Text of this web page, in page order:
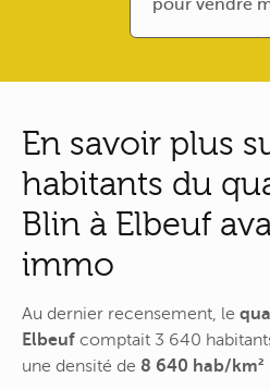
pour vendre
En savoir plus
habitants du
Blin à Elbeuf
immo
Au dernier recensement, le
Elbeuf comptait 3 640
une densité de 8 640 hab/km²